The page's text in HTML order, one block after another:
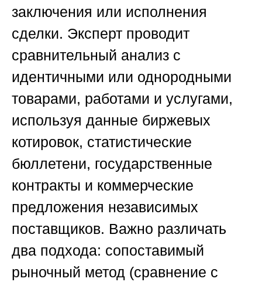
заключения или исполнения
сделки. Эксперт проводит
сравнительный анализ с
идентичными или однородными
товарами, работами и услугами,
используя данные биржевых
котировок, статистические
бюллетени, государственные
контракты и коммерческие
предложения независимых
поставщиков. Важно различать
два подхода: сопоставимый
рыночный метод (сравнение с